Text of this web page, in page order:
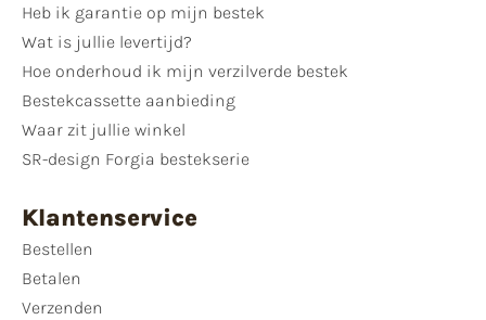
Heb ik garantie op mijn bestek
Wat is jullie levertijd?
Hoe onderhoud ik mijn verzilverde bestek
Bestekcassette aanbieding
Waar zit jullie winkel
SR-design Forgia bestekserie
Klantenservice
Bestellen
Betalen
Verzenden